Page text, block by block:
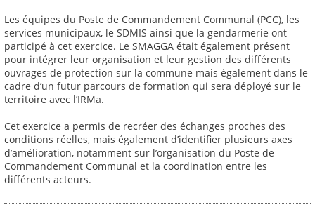
Les équipes du Poste de Commandement Communal (PCC), les
services municipaux, le SDMIS ainsi que la gendarmerie ont
participé à cet exercice. Le SMAGGA était également présent
pour intégrer leur organisation et leur gestion des différents
ouvrages de protection sur la commune mais également dans le
cadre d’un futur parcours de formation qui sera déployé sur le
territoire avec l’IRMa.
Cet exercice a permis de recréer des échanges proches des
conditions réelles, mais également d’identifier plusieurs axes
d’amélioration, notamment sur l’organisation du Poste de
Commandement Communal et la coordination entre les
différents acteurs.